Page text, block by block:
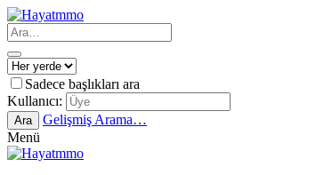
Sadece başlıkları ara
Kullanıcı:
Ara
Gelişmiş Arama…
Menü